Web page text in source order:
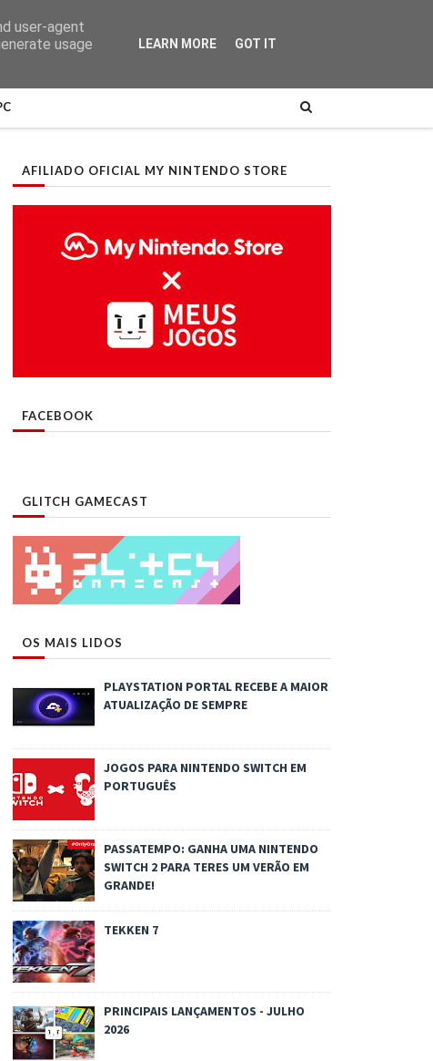
AFILIADO OFICIAL MY NINTENDO STORE
FACEBOOK
GLITCH GAMECAST
OS MAIS LIDOS
PLAYSTATION PORTAL RECEBE A MAIOR
ATUALIZAÇÃO DE SEMPRE
JOGOS PARA NINTENDO SWITCH EM
PORTUGUÊS
PASSATEMPO: GANHA UMA NINTENDO
SWITCH 2 PARA TERES UM VERÃO EM
GRANDE!
TEKKEN 7
PRINCIPAIS LANÇAMENTOS - JULHO
2026
user-agent
usage
LEARN MORE GOT IT